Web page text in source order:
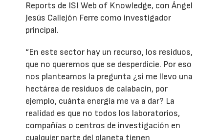
Reports de ISI Web of Knowledge, con Ángel
Jesús Callejón Ferre como investigador
principal.
“En este sector hay un recurso, los residuos,
que no queremos que se desperdicie. Por eso
nos planteamos la pregunta ¿si me llevo una
hectárea de residuos de calabacín, por
ejemplo, cuánta energía me va a dar? La
realidad es que no todos los laboratorios,
compañías o centros de investigación en